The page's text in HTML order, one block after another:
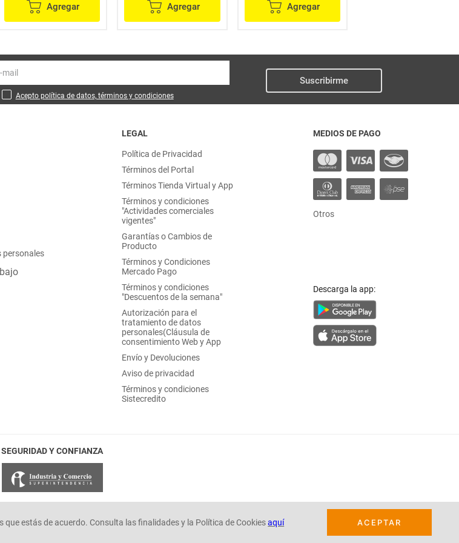
estás de acuerdo. Consulta las finalidades y la Política de Cookiesaquí ACEPTAR
Agregar Agregar Agregar
Acepto política de datos, términos y condiciones
Suscribirme
personales
LEGAL
Política de Privacidad
Términos del Portal
Términos Tienda Virtual y App
Términos y condiciones
"Actividades comerciales
vigentes"
Garantías o Cambios de
Producto
Términos y Condiciones
Mercado Pago
Términos y condiciones
"Descuentos de la semana"
Autorización para el
tratamiento de datos
personales(Cláusula de
consentimiento Web y App
Envío y Devoluciones
Aviso de privacidad
Términos y condiciones
Sistecredito
MEDIOS DE PAGO
Otros
Descarga la app:
SEGURIDAD Y CONFIANZA